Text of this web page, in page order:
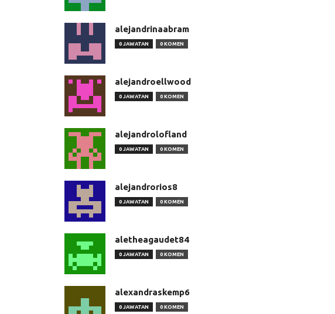
alejandrinaabram
0 JAWATAN 0 KOMEN
alejandroellwood
0 JAWATAN 0 KOMEN
alejandrolofland
0 JAWATAN 0 KOMEN
alejandrorios8
0 JAWATAN 0 KOMEN
aletheagaudet84
0 JAWATAN 0 KOMEN
alexandraskemp6
0 JAWATAN 0 KOMEN